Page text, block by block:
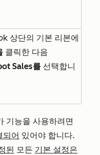
상단의 기본 리본에
클릭한 다음
Sales를 선택합니
기능을 사용하려면
되어 있어야 합니다.
된 모든 기본 설정은